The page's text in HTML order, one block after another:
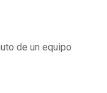
de un equipo